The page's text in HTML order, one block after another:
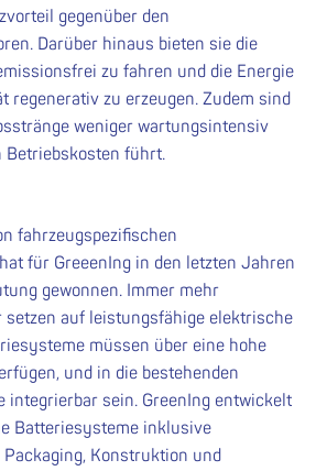
gegenüber den
Darüber hinaus bieten sie die
zu fahren und die Energie
regenerativ zu erzeugen. Zudem sind
weniger wartungsintensiv
Betriebskosten führt.
fahrzeugspezifischen
für GreeenIng in den letzten Jahren
gewonnen. Immer mehr
setzen auf leistungsfähige elektrische
müssen über eine hohe
und in die bestehenden
integrierbar sein. GreenIng entwickelt
Batteriesysteme inklusive
Konstruktion und